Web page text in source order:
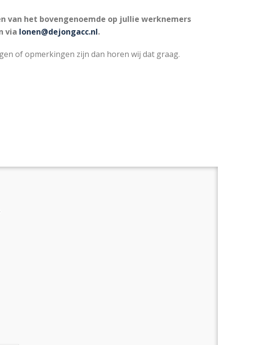
van het bovengenoemde op jullie werknemers
via lonen@dejongacc.nl.
of opmerkingen zijn dan horen wij dat graag.